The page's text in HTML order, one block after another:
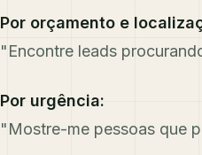
Por orçamento e
"Encontre leads
Por urgência:
"Mostre-me pessoas que